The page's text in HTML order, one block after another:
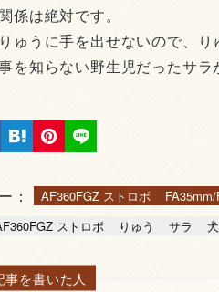
係は絶対です。
ゅうに手を出せないので、
を知らない野生児だったサ
： AF360FGZ ストロボ
ストロボ りゅう サラ
事を書いた人